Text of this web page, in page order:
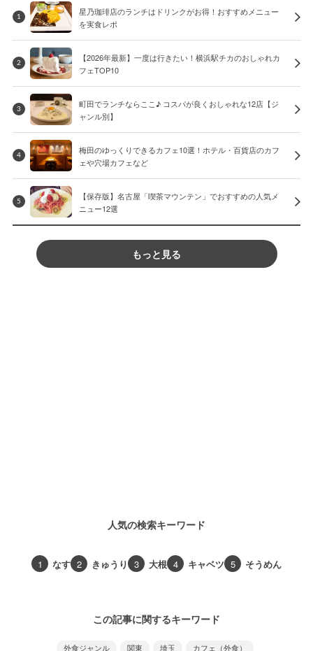
1
星乃珈琲店のランチはドリンクがお得！おすすめメニュー
を実食レポ
2
【2026年最新】一度は行きたい！横浜駅チカのおしゃれカ
フェTOP10
3
町田でランチならここ♪ コスパが良くおしゃれな12店【ジ
ャンル別】
4
梅田のゆっくりできるカフェ10選！ホテル・百貨店のカフ
ェや穴場カフェなど
5
【保存版】名古屋「喫茶マウンテン」でおすすめの人気メ
ニュー12選
もっと見る
人気の検索キーワード
1 なす 2 きゅうり 3 大根 4 キャベツ 5 そうめん
この記事に関するキーワード
外食ジャンル 関東 埼玉 カフェ（外食）